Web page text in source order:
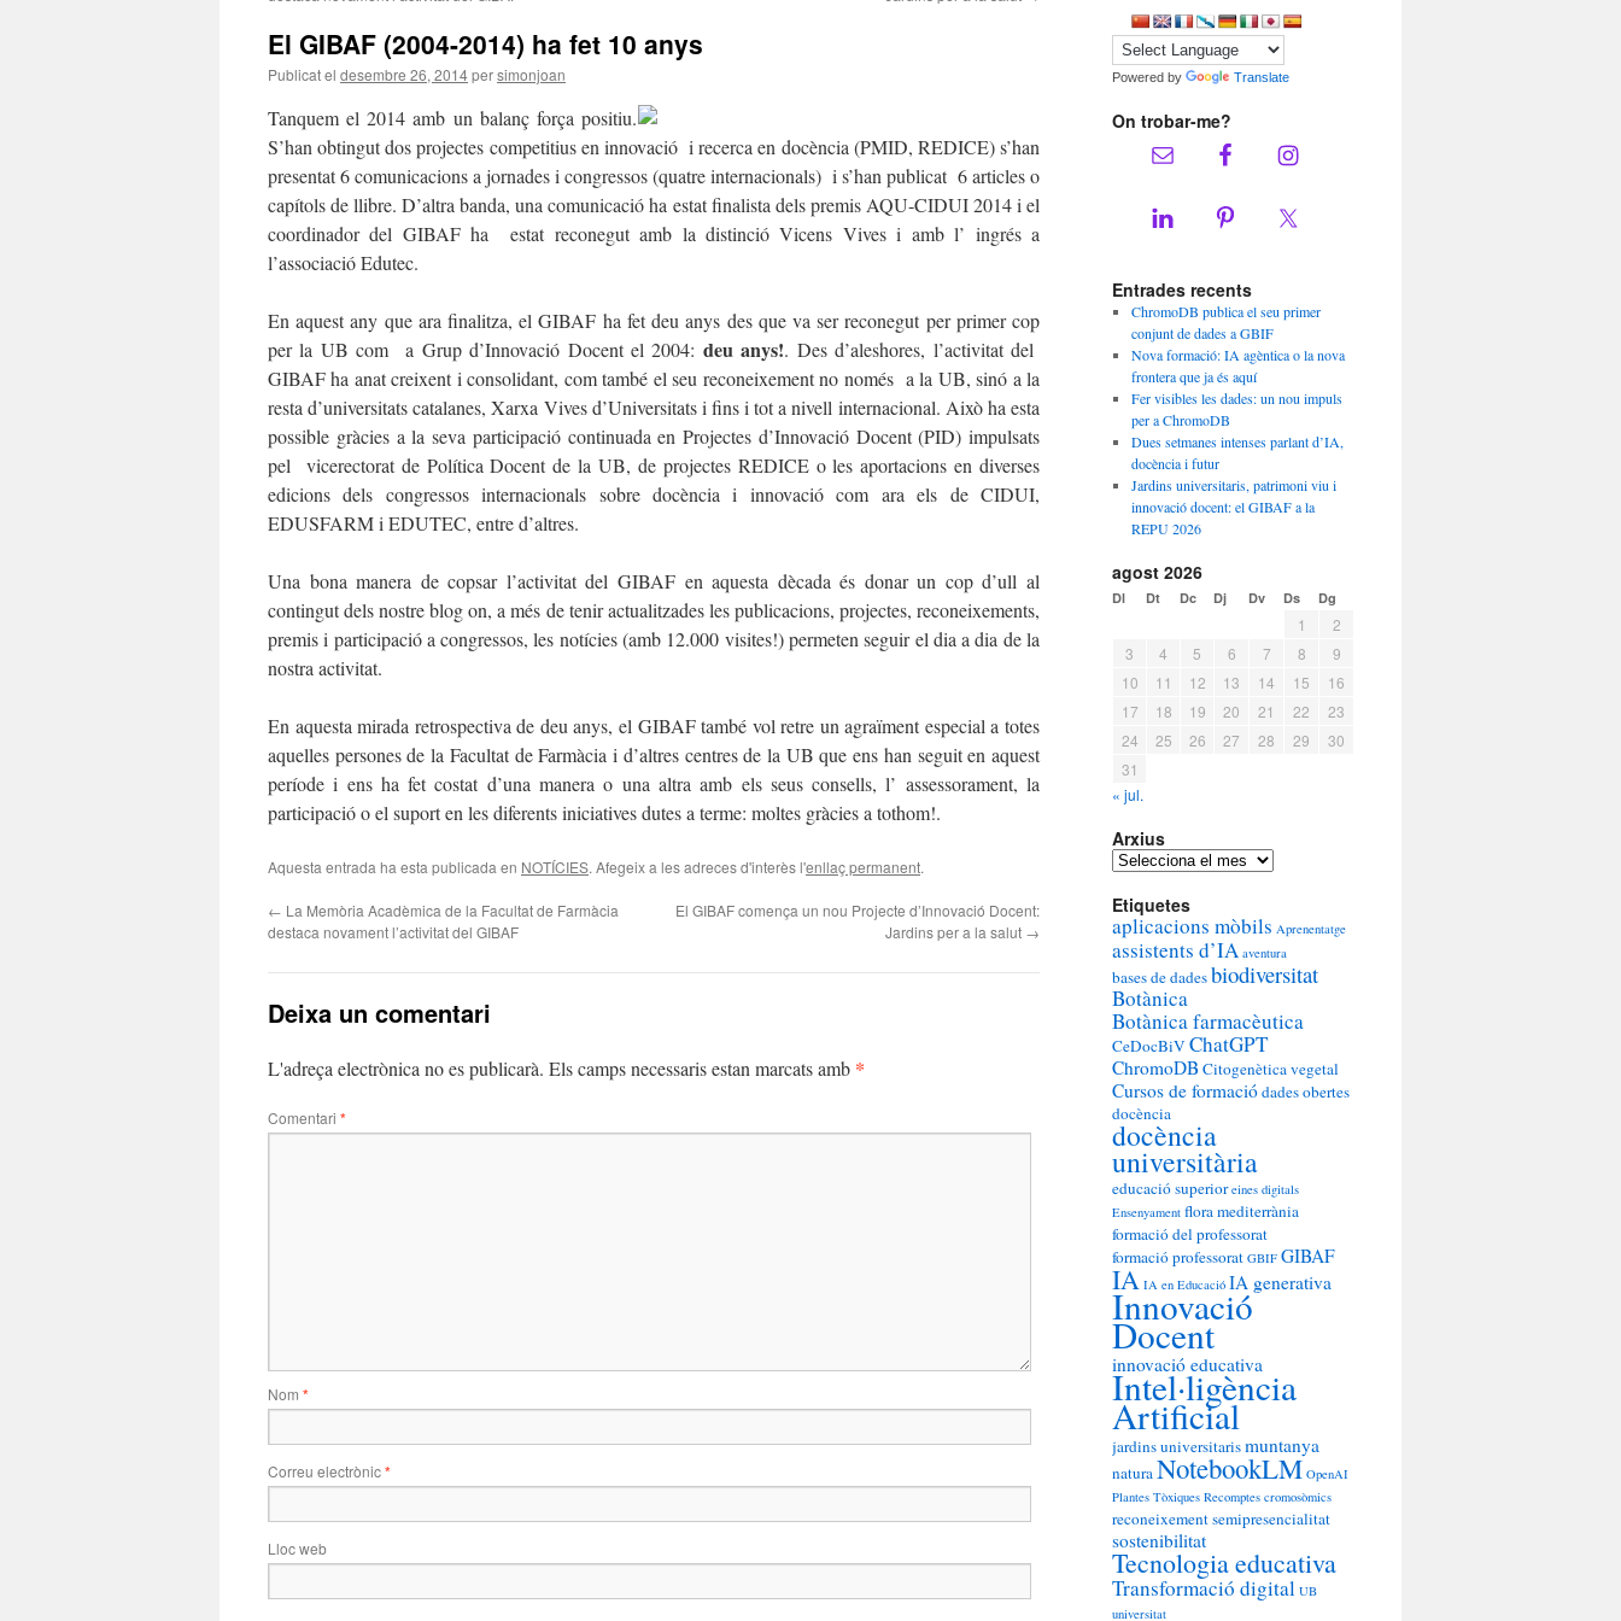
El GIBAF (2004-2014) ha fet 10 anys
Publicat el desembre 26, 2014persimonjoan
Tanquem el 2014 amb un balanç força positiu.
S’han obtingut dos projectes competitius en innovació i recerca en docència (PMID, REDICE) s’han
presentat 6 comunicacions a jornades i congressos (quatre internacionals) i s’han publicat 6 articles o
capítols de llibre. D’altra banda, una comunicació ha estat finalista dels premis AQU-CIDUI 2014 i el
coordinador del GIBAF ha estat reconegut amb la distinció Vicens Vives i amb l’ ingrés a
l’associació Edutec.
En aquest any que ara finalitza, el GIBAF ha fet deu anys des que va ser reconegut per primer cop
per la UB com a Grup d’Innovació Docent el 2004: deu anys!. Des d’aleshores, l’activitat del
GIBAF ha anat creixent i consolidant, com també el seu reconeixement no només a la UB, sinó a la
resta d’universitats catalanes, Xarxa Vives d’Universitats i fins i tot a nivell internacional. Això ha esta
possible gràcies a la seva participació continuada en Projectes d’Innovació Docent (PID) impulsats
pel vicerectorat de Política Docent de la UB, de projectes REDICE o les aportacions en diverses
edicions dels congressos internacionals sobre docència i innovació com ara els de CIDUI,
EDUSFARM i EDUTEC, entre d’altres.
Una bona manera de copsar l’activitat del GIBAF en aquesta dècada és donar un cop d’ull al
contingut dels nostre blog on, a més de tenir actualitzades les publicacions, projectes, reconeixements,
premis i participació a congressos, les notícies (amb 12.000 visites!) permeten seguir el dia a dia de la
nostra activitat.
En aquesta mirada retrospectiva de deu anys, el GIBAF també vol retre un agraïment especial a totes
aquelles persones de la Facultat de Farmàcia i d’altres centres de la UB que ens han seguit en aquest
període i ens ha fet costat d’una manera o una altra amb els seus consells, l’ assessorament, la
participació o el suport en les diferents iniciatives dutes a terme: moltes gràcies a tothom!.
Aquesta entrada ha esta publicada en NOTÍCIES. Afegeix a les adreces d'interès l'enllaç permanent.
← La Memòria Acadèmica de la Facultat de Farmàcia
destaca novament l’activitat del GIBAF
El GIBAF comença un nou Projecte d’Innovació Docent:
Jardins per a la salut →
Deixa un comentari
L'adreça electrònica no es publicarà. Els camps necessaris estan marcats amb *
Comentari *
Nom *
Correu electrònic*
Lloc web
Powered by Translate
On trobar-me?
Entrades recents
ChromoDB publica el seu primer
conjunt de dades a GBIF
Nova formació: IA agèntica o la nova
frontera que ja és aquí
Fer visibles les dades: un nou impuls
per a ChromoDB
Dues setmanes intenses parlant d’IA,
docència i futur
Jardins universitaris, patrimoni viu i
innovació docent: el GIBAF a la
REPU 2026
agost 2026
Dl Dt Dc Dj Dv Ds Dg
1
2
3
4 5 6 7 8
9
10
11 12 13 14 15
16
17
18 19 20 21 22
23
24
25 26 27 28 29
30
31
« jul.
Arxius
Arxius
Etiquetes
aplicacions mòbils Aprenentatge
assistents d’IA aventura
bases de dadesbiodiversitat
Botànica
Botànica farmacèutica
CeDocBiV ChatGPT
ChromoDBCitogenètica vegetal
Cursos de formaciódades obertes
docència
docència
universitària
educació superior eines digitals
Ensenyament flora mediterrània
formació del professorat
formació professorat GBIF GIBAF
IA IA en Educació IA generativa
Innovació
Docent
innovació educativa
Intel·ligència
Artificial
jardins universitarismuntanya
naturaNotebookLM OpenAI
Plantes Tòxiques Recomptes cromosòmics
reconeixementsemipresencialitat
sostenibilitat
Tecnologia educativa
Transformació digital UB
universitat